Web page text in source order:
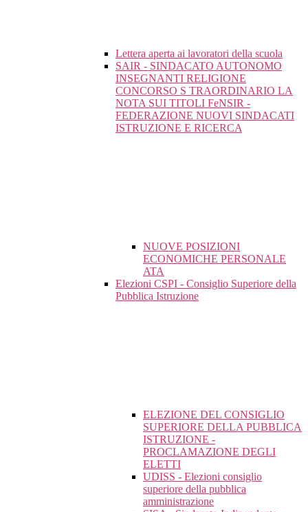
Lettera aperta ai lavoratori della scuola
SAIR - SINDACATO AUTONOMO
INSEGNANTI RELIGIONE
CONCORSO S TRAORDINARIO LA
NOTA SUI TITOLI FeNSIR -
FEDERAZIONE NUOVI SINDACATI
ISTRUZIONE E RICERCA
NUOVE POSIZIONI
ECONOMICHE PERSONALE
ATA
Elezioni CSPI - Consiglio Superiore della
Pubblica Istruzione
ELEZIONE DEL CONSIGLIO
SUPERIORE DELLA PUBBLICA
ISTRUZIONE -
PROCLAMAZIONE DEGLI
ELETTI
UDISS - Elezioni consiglio
superiore della pubblica
amministrazione